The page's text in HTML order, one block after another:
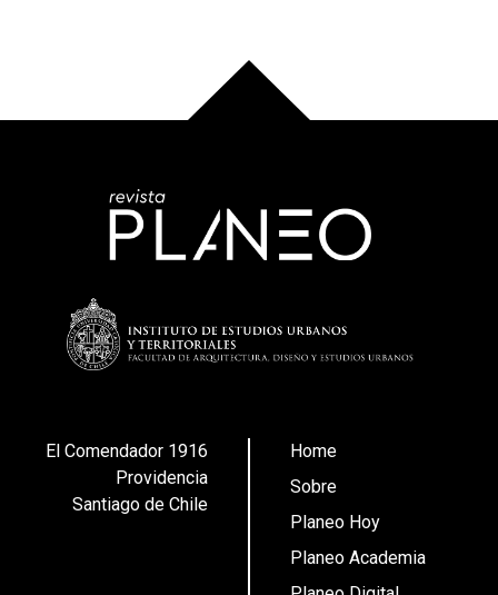
El Comendador 1916
Providencia
Santiago de Chile
Home
Sobre
Planeo Hoy
Planeo Academia